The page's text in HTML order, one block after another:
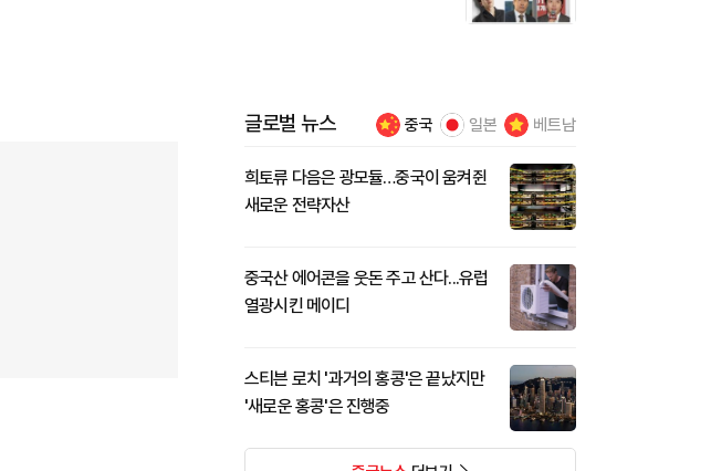
글로벌 뉴스 중국 일본 베트남
희토류 다음은 광모듈…중국이 움켜쥔
새로운 전략자산
중국산 에어콘을 웃돈 주고 산다...유럽
열광시킨 메이디
스티븐 로치 '과거의 홍콩'은 끝났지만
'새로운 홍콩'은 진행중